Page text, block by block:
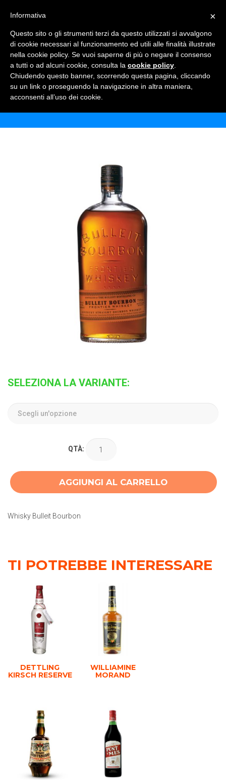
WHISKY BULLEIT BOURBON
Home Shop Alcolici
SELEZIONA LA VARIANTE:
QTÀ:
AGGIUNGI AL CARRELLO
Whisky Bulleit Bourbon
TI POTREBBE INTERESSARE
DETTLING
KIRSCH RESERVE
WILLIAMINE
MORAND
×
Informativa
Questo sito o gli strumenti terzi da questo utilizzati si avvalgono
di cookie necessari al funzionamento ed utili alle finalità illustrate
nella cookie policy. Se vuoi saperne di più o negare il consenso
a tutti o ad alcuni cookie, consulta la cookie policy
Chiudendo questo banner, scorrendo questa pagina, cliccando
su un link o proseguendo la navigazione in altra maniera,
acconsenti all’uso dei cookie.